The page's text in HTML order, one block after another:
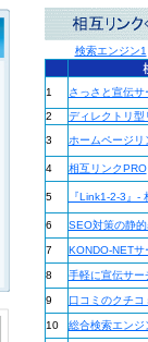
検索エンジン1
1
さっさと宣伝サ
2
ディレクトリ
3
ホームページリ
4 相互リンクPRO
5 『Link1-2-3』-
6 SEO対策の静
7 KONDO-NETサ
8 手軽に宣伝サー
9 口コミのクチコ
10 総合検索エン